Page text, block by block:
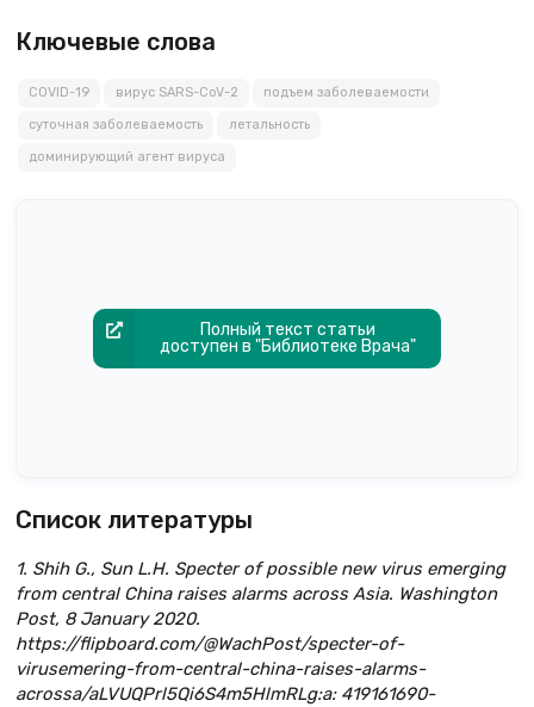
Ключевые слова
COVID-19 вирус SARS-CoV-2 подъем заболеваемости
суточная заболеваемость летальность
доминирующий агент вируса
Полный текст статьи
доступен в "Библиотеке Врача"
Список литературы
1. Shih G., Sun L.H. Specter of possible new virus emerging
from central China raises alarms across Asia. Washington
Post, 8 January 2020.
https://flipboard.com/@WachPost/specter-of-
virusemering-from-central-china-raises-alarms-
acrossa/aLVUQPrl5Qi6S4m5HlmRLg:a: 419161690-